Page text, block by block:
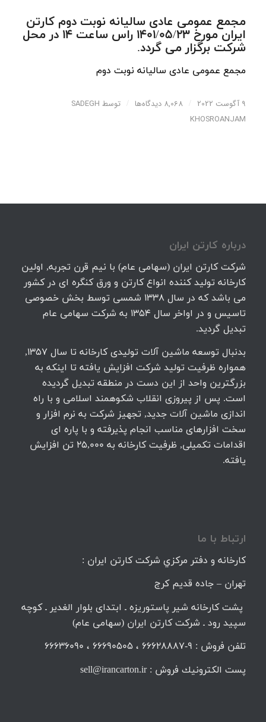
مجمع عمومی عادی سالیانه نوبت دوم کارتن
ایران مورخ 1401/05/23 راس ساعت 14 در محل
شرکت برگزار می گردد.
مجمع عمومی عادی سالیانه نوبت دوم
9 آگوست 2022 8,068 دیدگاه‌ها توسط SADEGH
KHOSROANJAM
درباره كارتن ايران
شرکت کارتن ایران (سهامی عام) با نیم قرن تجربه, اولین
کارخانه تولید کننده انواع کارتن و ورق کنگره ای در کشور
می باشد که در سال 1338 شمسی توسط بخش خصوصی
تاسیس و در اواخر سال 1354 به شرکت سهامی عام
تبدیل گردید.
بدنبال توسعه ماشین آلات تولیدی کارخانه تا سال 1357,
همواره ظرفیت تولید شرکت افزایش یافته تا اینکه به
بزرگترین واحد از این دست در منطقه تبدیل گردیده
است. پس از پیروزی انقلاب شکوهمند اسلامی و با راه
اندازی ماشین آلات جدید, تجهیز شرکت به نرم افزار و
سخت افزارهای مناسب انجام پذیرفته و با پاره ای
اقدامات تکمیلی, ظرفیت کارخانه به 25,000 تن افزایش
یافته.
ارتباط با ما
كارخانه و دفتر مركزي شركت كارتن ايران :
تهران – جاده قديم كرج
پشت کارخانه شیر پاستوریزه ـ ابتدای بلوار الغدیر ـ کوچه
سپید رود ـ شرکت کارتن ایران (سهامی عام)
تلفن فروش : 9-66628887 ، 66690505 ، 66636090
پست الكترونيك فروش : sell@irancarton.ir